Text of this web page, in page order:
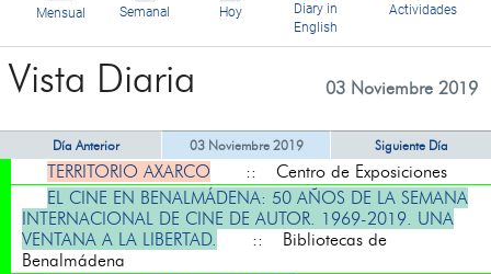
Mensual Semanal Hoy
Diary in
English
Actividades
Vista Diaria 03 Noviembre 2019
Día Anterior 03 Noviembre 2019 Siguiente Día
TERRITORIO AXARCO
:: Centro de Exposiciones
EL CINE EN BENALMÁDENA: 50 AÑOS DE LA SEMANA
INTERNACIONAL DE CINE DE AUTOR. 1969-2019. UNA
VENTANA A LA LIBERTAD.
:: Bibliotecas de
Benalmádena